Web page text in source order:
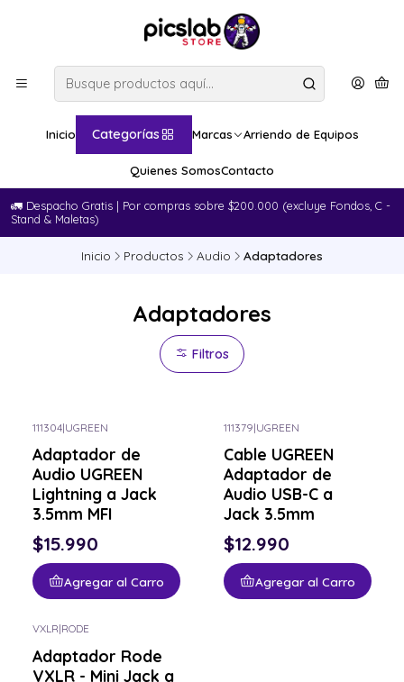
Inicio Categorías Marcas Arriendo de Equipos
Quienes SomosContacto
🚛​ Despacho Gratis | Por compras sobre $200.000 (excluye Fondos, C -
Stand & Maletas)
Inicio Productos Audio Adaptadores
Adaptadores
Filtros
111304|UGREEN
Adaptador de
Audio UGREEN
Lightning a Jack
3.5mm MFI
$15.990
Agregar al Carro
111379|UGREEN
Cable UGREEN
Adaptador de
Audio USB-C a
Jack 3.5mm
$12.990
Agregar al Carro
VXLR|RODE
Adaptador Rode
VXLR - Mini Jack a